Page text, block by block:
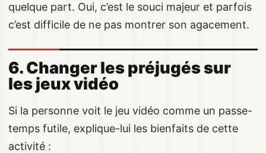
quelque part. Oui, c’est le souci majeur et parfois
c’est difficile de ne pas montrer son agacement.
6. Changer les préjugés sur
les jeux vidéo
Si la personne voit le jeu vidéo comme un passe-
temps futile, explique-lui les bienfaits de cette
activité :